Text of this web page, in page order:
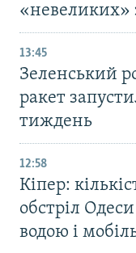
«невеликих»
13:45
Зеленський
ракет
тиждень
12:58
Кіпер:
обстріл
водою і